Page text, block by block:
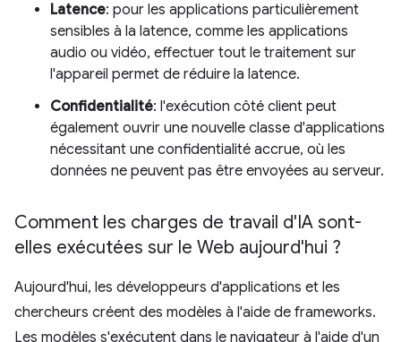
Latence: pour les applications particulièrement
sensibles à la latence, comme les applications
audio ou vidéo, effectuer tout le traitement sur
l'appareil permet de réduire la latence.
Confidentialité: l'exécution côté client peut
également ouvrir une nouvelle classe d'applications
nécessitant une confidentialité accrue, où les
données ne peuvent pas être envoyées au serveur.
Comment les charges de travail d'IA sont-
elles exécutées sur le Web aujourd'hui ?
Aujourd'hui, les développeurs d'applications et les
chercheurs créent des modèles à l'aide de frameworks.
Les modèles s'exécutent dans le navigateur à l'aide d'un